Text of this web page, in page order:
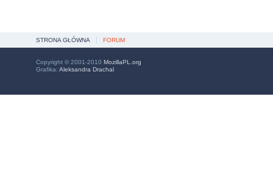
STRONA GŁÓWNA FORUM
Copyright © 2001-2010 MozillaPL.org
Grafika: Aleksandra Drachal